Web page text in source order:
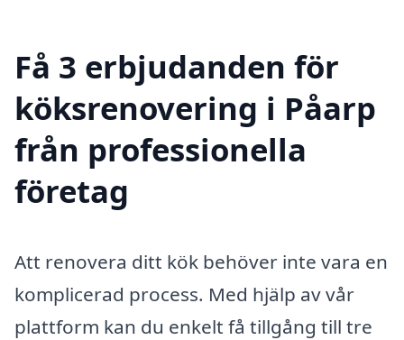
Få 3 erbjudanden för
köksrenovering i Påarp
från professionella
företag
Att renovera ditt kök behöver inte vara en
komplicerad process. Med hjälp av vår
plattform kan du enkelt få tillgång till tre